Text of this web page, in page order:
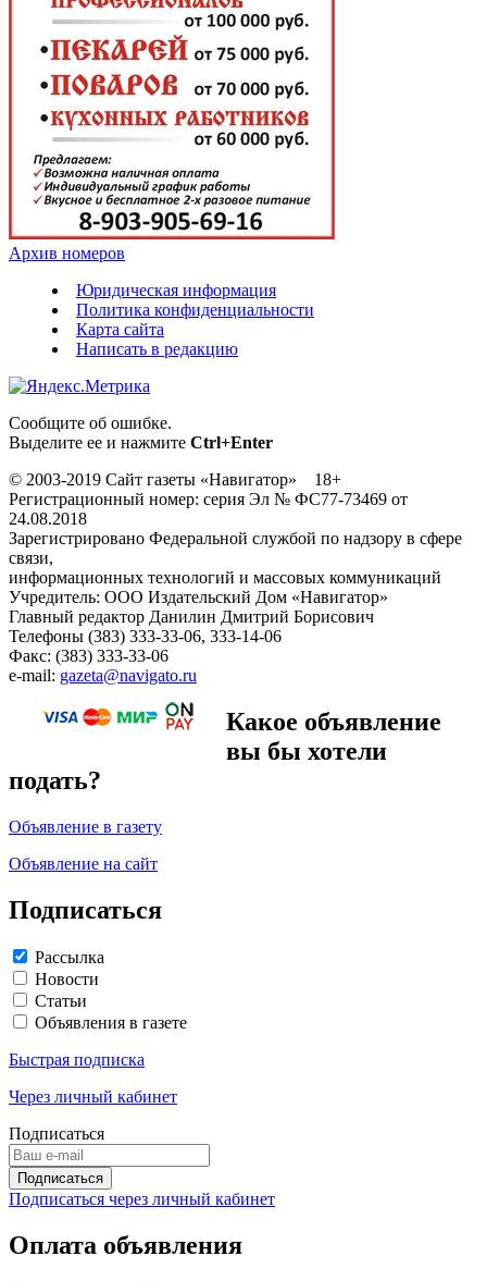
Архив номеров
Юридическая информация
Политика конфиденциальности
Карта сайта
Написать в редакцию
Сообщите об ошибке.
Выделите ее и нажмите Ctrl+Enter
© 2003-2019 Сайт газеты «Навигатор» 18+
Регистрационный номер: серия Эл № ФС77-73469 от
24.08.2018
Зарегистрировано Федеральной службой по надзору в сфере
связи,
информационных технологий и массовых коммуникаций
Учредитель: ООО Издательский Дом «Навигатор»
Главный редактор Данилин Дмитрий Борисович
Телефоны (383) 333-33-06, 333-14-06
Факс: (383) 333-33-06
e-mail: gazeta@navigato.ru
Какое объявление
вы бы хотели
подать?
Объявление в газету
Объявление на сайт
Подписаться
Рассылка
Новости
Статьи
Объявления в газете
Быстрая подписка
Через личный кабинет
Подписаться
Подписаться через личный кабинет
Оплата объявления